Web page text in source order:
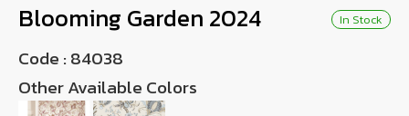
Blooming Garden 2024 In Stock
Code : 84038
Other Available Colors